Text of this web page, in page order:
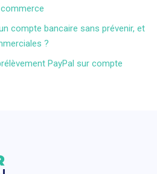
compte bancaire sans prévenir, et
?
PayPal sur compte